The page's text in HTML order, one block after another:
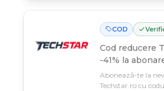
COD
Cod reducere
-41% la
Abonează-te la
Techstar.ro cu